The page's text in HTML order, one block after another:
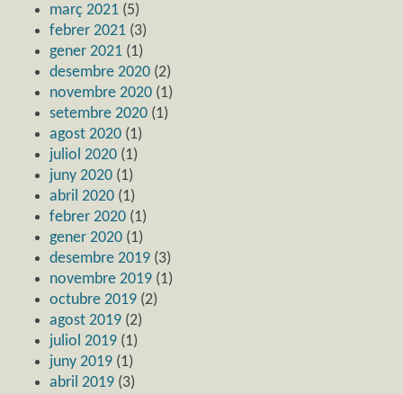
març 2021 (5)
febrer 2021 (3)
gener 2021 (1)
desembre 2020 (2)
novembre 2020 (1)
setembre 2020 (1)
agost 2020 (1)
juliol 2020 (1)
juny 2020 (1)
abril 2020 (1)
febrer 2020 (1)
gener 2020 (1)
desembre 2019 (3)
novembre 2019 (1)
octubre 2019 (2)
agost 2019 (2)
juliol 2019 (1)
juny 2019 (1)
abril 2019 (3)